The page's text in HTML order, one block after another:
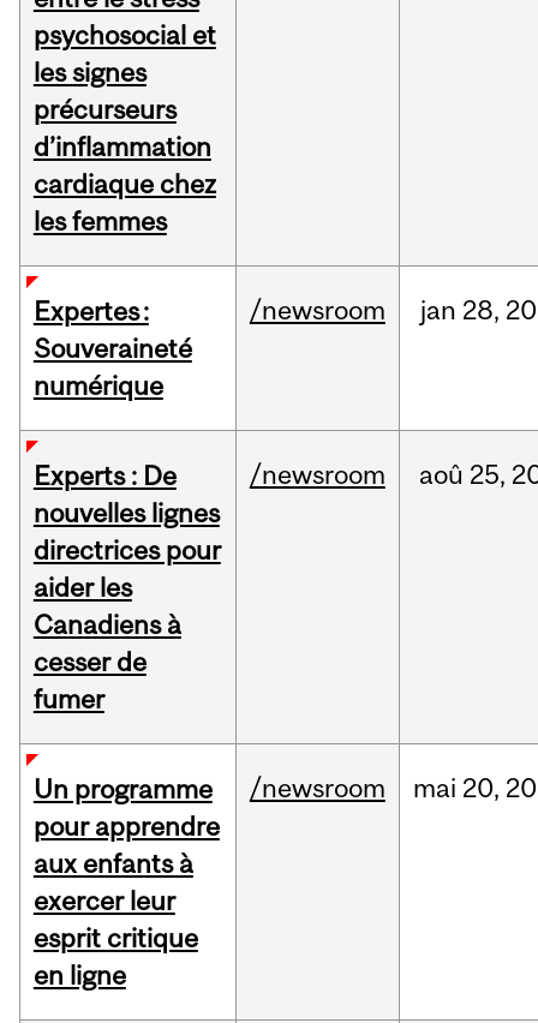
psychosocial et
les signes
précurseurs
d’inflammation
cardiaque chez
les femmes
Expertes :
Souveraineté
numérique
/newsroom jan 28,
Experts : De
nouvelles lignes
directrices pour
aider les
Canadiens à
cesser de
fumer
/newsroom aoû 25,
Un programme
pour apprendre
aux enfants à
exercer leur
esprit critique
en ligne
/newsroom mai 20,